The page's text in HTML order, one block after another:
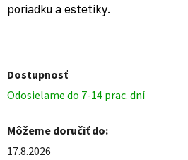
poriadku a estetiky.
Dostupnosť
Odosielame do 7-14 prac. dní
Môžeme doručiť do:
17.8.2026